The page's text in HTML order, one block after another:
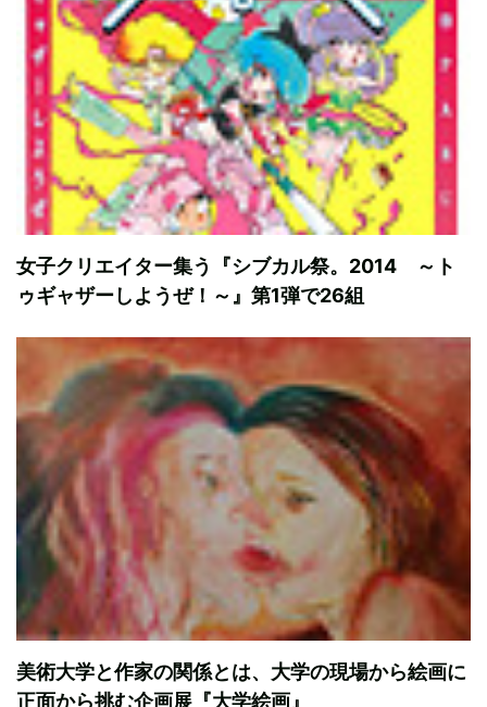
女子クリエイター集う『シブカル祭。2014 ～ト
ゥギャザーしようぜ！～』第1弾で26組
美術大学と作家の関係とは、大学の現場から絵画に
正面から挑む企画展『大学絵画』